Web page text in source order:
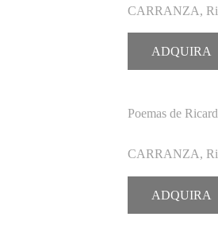
CARRANZA,
ADQUIRA
Poemas de
CARRANZA,
ADQUIRA